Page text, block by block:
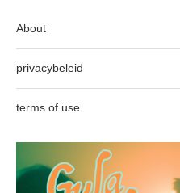
About
privacybeleid
terms of use